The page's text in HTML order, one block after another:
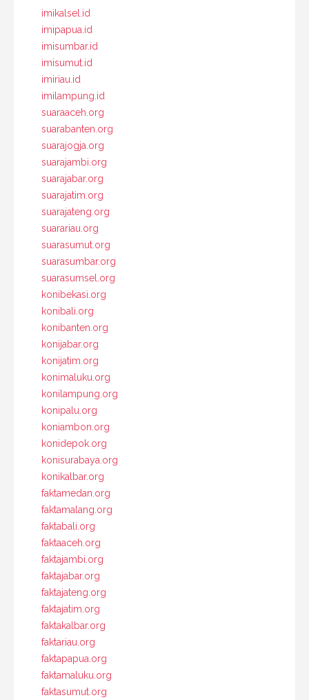
imikalsel.id
imipapua.id
imisumbar.id
imisumut.id
imiriau.id
imilampung.id
suaraaceh.org
suarabanten.org
suarajogja.org
suarajambi.org
suarajabar.org
suarajatim.org
suarajateng.org
suarariau.org
suarasumut.org
suarasumbar.org
suarasumsel.org
konibekasi.org
konibali.org
konibanten.org
konijabar.org
konijatim.org
konimaluku.org
konilampung.org
konipalu.org
koniambon.org
konidepok.org
konisurabaya.org
konikalbar.org
faktamedan.org
faktamalang.org
faktabali.org
faktaaceh.org
faktajambi.org
faktajabar.org
faktajateng.org
faktajatim.org
faktakalbar.org
faktariau.org
faktapapua.org
faktamaluku.org
faktasumut.org